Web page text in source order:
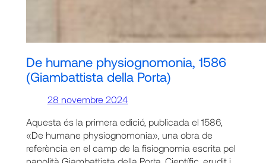
De humane physiognomonia, 1586
(Giambattista della Porta)
28 novembre 2024
Aquesta és la primera edició, publicada el 1586,
«De humane physiognomonia», una obra de
referència en el camp de la fisiognomia escrita pel